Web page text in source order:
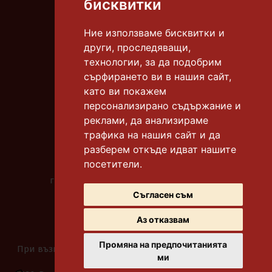
бисквитки
Ние използваме бисквитки и
други, проследяващи,
технологии, за да подобрим
сърфирането ви в нашия сайт,
като ви покажем
персонализирано съдържание и
реклами, да анализираме
трафика на нашия сайт и да
разберем откъде идват нашите
посетители.
Съгласен съм
Аз отказвам
Промяна на предпочитанията
ми
гр. Бургас, к-с "Славейков"
тел.:0878 306 665
гр. Бургас, к-с "Славейков"
тел.:0878 306 612
гр. Бургас, к-с "Меден рудник" бл. 118
тел.:0878 306 669
гр. Бургас, ул. "Битоля"
градинката до у-ще "Бр. Миладинови"
0878 306 667
При възникване на спор, свързан с покупка онлайн,
можете да ползвате "сайта ОРС"